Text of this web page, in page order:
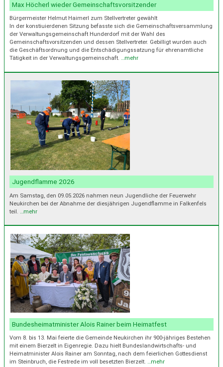
Max Höcherl wieder Gemeinschaftsvorsitzender
Bürgermeister Helmut Haimerl zum Stellvertreter gewählt
In der konstiuierdenen Sitzung befasste sich die Gemeinschaftsversammlung
der Verwaltungsgemeinschaft Hunderdorf mit der Wahl des
Gemeinschaftsvorsitzenden und dessen Stellvertreter. Gebilligt wurden auch
die Geschäftsordnung und die Entschädigungssatzung für ehrenamtliche
Tätigkeit in der Verwaltungsgemeinschaft. …mehr
Jugendflamme 2026
Am Samstag, den 09.05.2026 nahmen neun Jugendliche der Feuerwehr
Neukirchen bei der Abnahme der diesjährigen Jugendflamme in Falkenfels
teil. …mehr
Bundesheimatminister Alois Rainer beim Heimatfest
Vom 8. bis 13. Mai feierte die Gemeinde Neukirchen ihr 900-jähriges Bestehen
mit einem Bierzelt in Eigenregie. Dazu hielt Bundeslandwirtschafts- und
Heimatminister Alois Rainer am Sonntag, nach dem feierlichen Gottesdienst
im Steinbruch, die Festrede im voll besetzten Bierzelt. …mehr